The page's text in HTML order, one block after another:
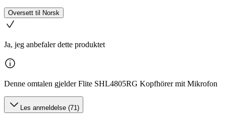
Oversett til Norsk
Ja, jeg anbefaler dette produktet
Denne omtalen gjelder Flite SHL4805RG Kopfhörer mit Mikrofon
Les anmeldelse (71)